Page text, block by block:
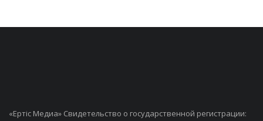
«Ертiс Медиа» Свидетельство о государственной регистрации: